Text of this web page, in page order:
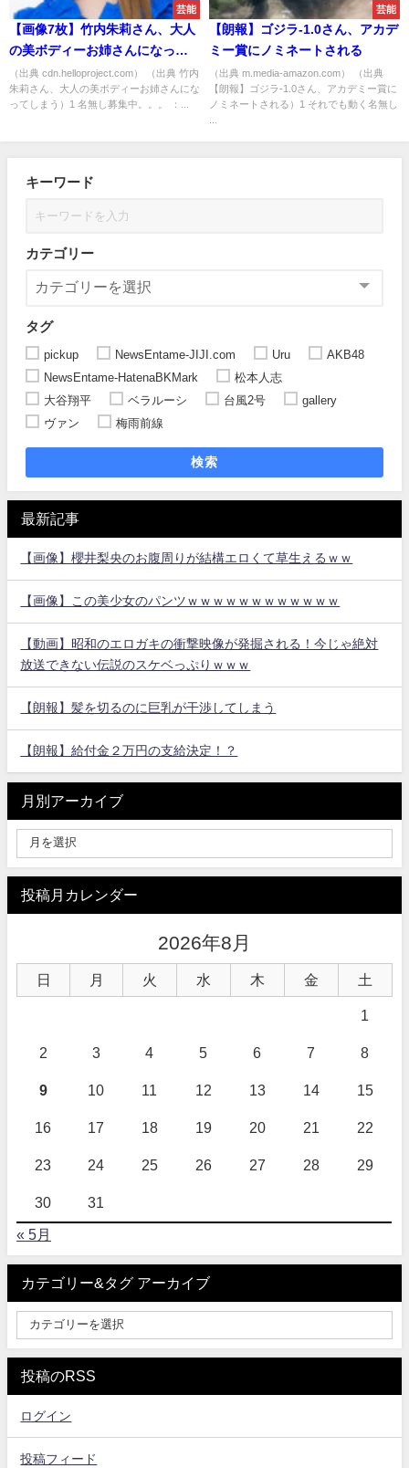
芸能
【画像7枚】竹内朱莉さん、大人
の美ボディーお姉さんになって
しまう
（出典 cdn.helloproject.com） （出典 竹内
朱莉さん、大人の美ボディーお姉さんにな
ってしまう）1 名無し募集中。。。 ：...
芸能
【朗報】ゴジラ-1.0さん、アカデ
ミー賞にノミネートされる
（出典 m.media-amazon.com） （出典
【朗報】ゴジラ-1.0さん、アカデミー賞に
ノミネートされる）1 それでも動く名無し
キーワード
カテゴリー
タグ
pickup NewsEntame-JIJI.com Uru
AKB48
NewsEntame-HatenaBKMark
松本人志
大谷翔平
ベラルーシ 台風2号
gallery
ヴァン
梅雨前線
検索
最新記事
【画像】櫻井梨央のお腹周りが結構エロくて草生えるｗｗ
【画像】この美少女のパンツｗｗｗｗｗｗｗｗｗｗｗｗ
【動画】昭和のエロガキの衝撃映像が発掘される！今じゃ絶対
放送できない伝説のスケベっぷりｗｗｗ
【朗報】髪を切るのに巨乳が干渉してしまう
【朗報】給付金２万円の支給決定！？
月別アーカイブ
投稿月カレンダー
2026年8月
日 月 火 水 木 金 土
1
2 3 4 5 6 7 8
9 10 11 12 13 14 15
16 17 18 19 20 21 22
23 24 25 26 27 28 29
30 31
« 5月
カテゴリー&タグ アーカイブ
投稿のRSS
ログイン
投稿フィード